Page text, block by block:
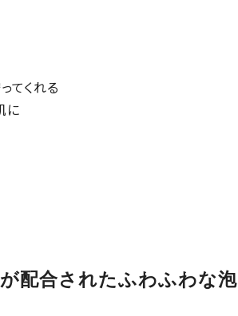
てくれる
に
配合されたふわふわな泡